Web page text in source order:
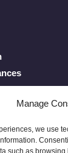
Manage
we use
such as